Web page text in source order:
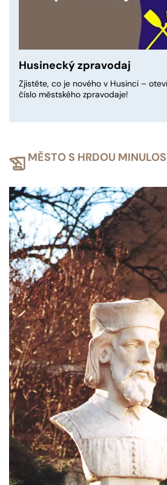
Husinecký zpravodaj
Zjistěte, co je nového v Husinci –
číslo městského zpravodaje!
MĚSTO S HRDOU